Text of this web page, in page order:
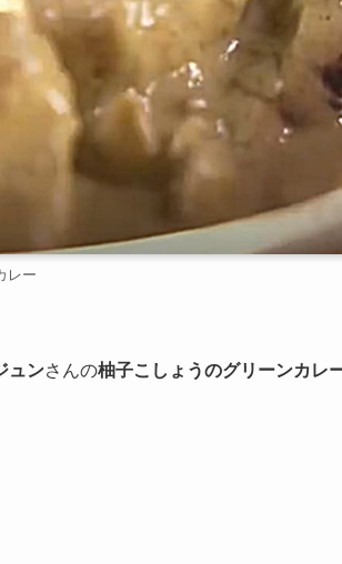
レー
ュンさんの柚子こしょうのグリーンカレ